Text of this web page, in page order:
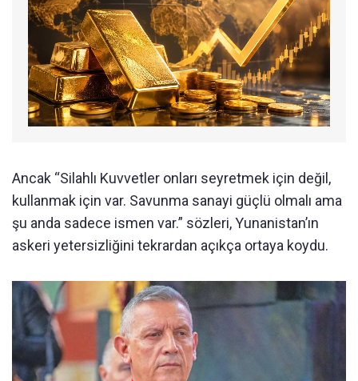
Ancak “Silahlı Kuvvetler onları seyretmek için değil,
kullanmak için var. Savunma sanayi güçlü olmalı ama
şu anda sadece ismen var.” sözleri, Yunanistan’ın
askeri yetersizliğini tekrardan açıkça ortaya koydu.